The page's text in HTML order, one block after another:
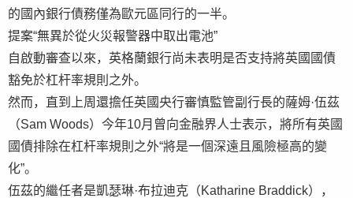
的國內銀行債務僅為歐元區同行的一半。
提案“無異於從火災報警器中取出電池”
自啟動審查以來，英格蘭銀行尚未表明是否支持將英國國債
豁免於杠杆率規則之外。
然而，直到上周還擔任英國央行審慎監管副行長的薩姆·伍茲
（Sam Woods）今年10月曾向金融界人士表示，將所有英國
國債排除在杠杆率規則之外“將是一個深遠且風險極高的變
化”。
伍茲的繼任者是凱瑟琳·布拉迪克（Katharine Braddick），